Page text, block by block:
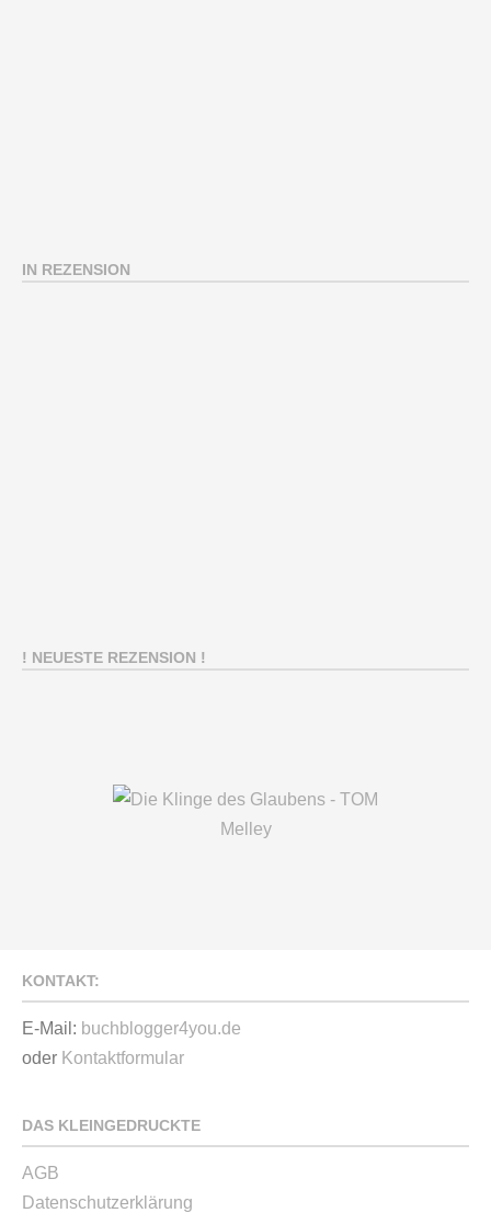
IN REZENSION
! NEUESTE REZENSION !
KONTAKT:
E-Mail: buchblogger4you.de
oder Kontaktformular
DAS KLEINGEDRUCKTE
AGB
Datenschutzerklärung